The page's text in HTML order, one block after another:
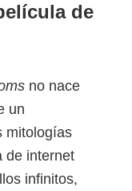
de
no nace
un
mitologías
de internet
infinitos,